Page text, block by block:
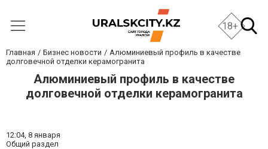
18+
Главная Бизнес новости
Алюминиевый профиль в качестве
долговечной отделки керамогранита
Алюминиевый профиль в качестве
долговечной отделки керамогранита
12:04, 8 января
Общий раздел